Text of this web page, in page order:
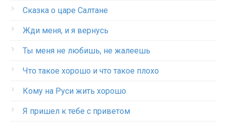
Сказка о царе Салтане
Жди меня, и я вернусь
Ты меня не любишь, не жалеешь
Что такое хорошо и что такое плохо
Кому на Руси жить хорошо
Я пришел к тебе с приветом